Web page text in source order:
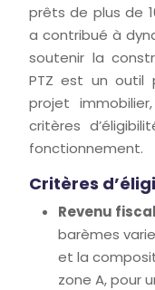
prêts de plus de
a contribué à
soutenir la
PTZ est un outil
projet
critères
fonctionnement.
Critères
Revenu
barèmes
et la
zone A, pour